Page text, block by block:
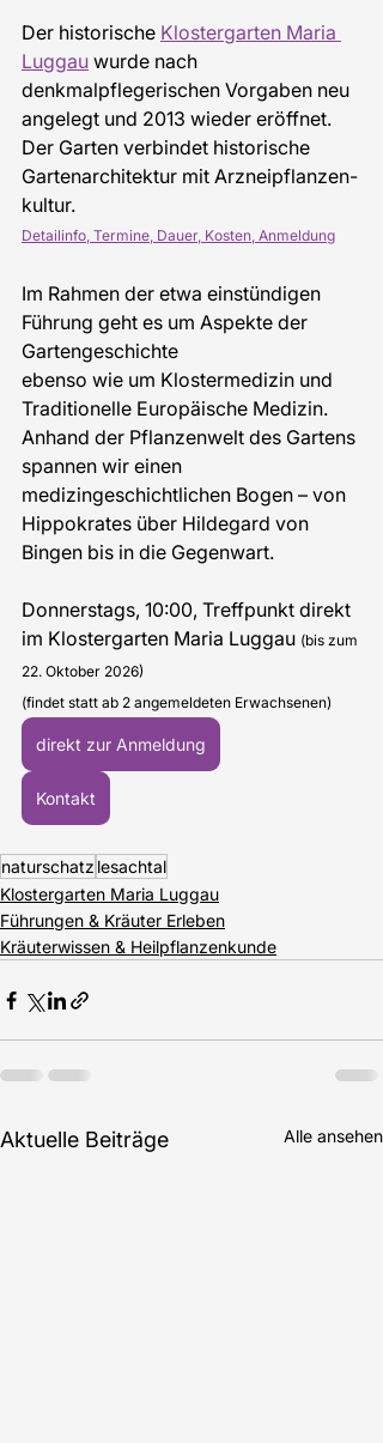
Der historische Klostergarten Maria
Luggau wurde nach
denkmalpflegerischen Vorgaben neu
angelegt und 2013 wieder eröffnet.
Der Garten verbindet historische
Gartenarchitektur mit Arzneipflanzen-
kultur.
Detailinfo, Termine, Dauer, Kosten, Anmeldung
Im Rahmen der etwa einstündigen
Führung geht es um Aspekte der
Gartengeschichte
ebenso wie um Klostermedizin und
Traditionelle Europäische Medizin.
Anhand der Pflanzenwelt des Gartens
spannen wir einen
medizingeschichtlichen Bogen – von
Hippokrates über Hildegard von
Bingen bis in die Gegenwart.
Donnerstags, 10:00, Treffpunkt direkt
im Klostergarten Maria Luggau (bis zum
22. Oktober 2026)
(findet statt ab 2 angemeldeten Erwachsenen)
direkt zur Anmeldung
Kontakt
naturschatz lesachtal
Klostergarten Maria Luggau
Führungen & Kräuter Erleben
Kräuterwissen & Heilpflanzenkunde
Aktuelle Beiträge Alle ansehen